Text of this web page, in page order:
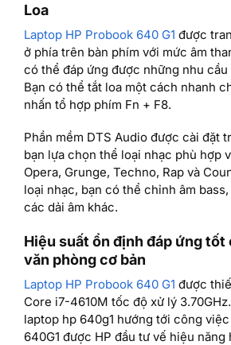
Loa
Laptop HP Probook 640 G1 được
ở phía trên bàn phím với mức âm
có thể đáp ứng được những nhu
Bạn có thể tắt loa một cách nhanh
nhấn tổ hợp phím Fn + F8.
Phần mềm DTS Audio được cài đặt
bạn lựa chọn thể loại nhạc phù hợp
Opera, Grunge, Techno, Rap và
loại nhạc, bạn có thể chỉnh âm
các dải âm khác.
Hiệu suất ổn định đáp ứng
văn phòng cơ bản
Laptop HP Probook 640 G1 được
Core i7-4610M tốc độ xử lý
laptop hp 640g1 hướng tới công
640G1 được HP đầu tư vế hiệu năng